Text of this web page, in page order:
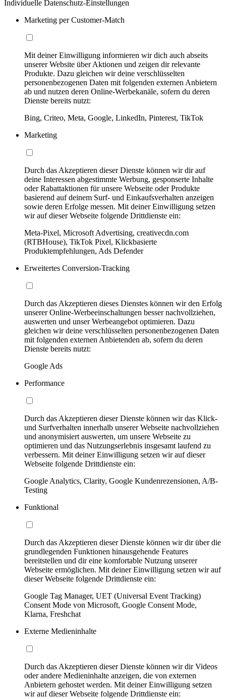
Individuelle Datenschutz-Einstellungen
Marketing per Customer-Match
Mit deiner Einwilligung informieren wir dich auch abseits
unserer Website über Aktionen und zeigen dir relevante
Produkte. Dazu gleichen wir deine verschlüsselten
personenbezogenen Daten mit folgenden externen Anbietern
ab und nutzen deren Online-Werbekanäle, sofern du deren
Dienste bereits nutzt:
Bing, Criteo, Meta, Google, LinkedIn, Pinterest, TikTok
Marketing
Durch das Akzeptieren dieser Dienste können wir dir auf
deine Interessen abgestimmte Werbung, gesponserte Inhalte
oder Rabattaktionen für unsere Webseite oder Produkte
basierend auf deinem Surf- und Einkaufsverhalten anzeigen
sowie deren Erfolge messen. Mit deiner Einwilligung setzen
wir auf dieser Webseite folgende Drittdienste ein:
Meta-Pixel, Microsoft Advertising, creativecdn.com
(RTBHouse), TikTok Pixel, Klickbasierte
Produktempfehlungen, Ads Defender
Erweitertes Conversion-Tracking
Durch das Akzeptieren dieses Dienstes können wir den Erfolg
unserer Online-Werbeeinschaltungen besser nachvollziehen,
auswerten und unser Werbeangebot optimieren. Dazu
gleichen wir deine verschlüsselten personenbezogenen Daten
mit folgenden externen Anbietenden ab, sofern du deren
Dienste bereits nutzt:
Google Ads
Performance
Durch das Akzeptieren dieser Dienste können wir das Klick-
und Surfverhalten innerhalb unserer Webseite nachvollziehen
und anonymisiert auswerten, um unsere Webseite zu
optimieren und das Nutzungserlebnis insgesamt laufend zu
verbessern. Mit deiner Einwilligung setzen wir auf dieser
Webseite folgende Drittdienste ein:
Google Analytics, Clarity, Google Kundenrezensionen, A/B-
Testing
Funktional
Durch das Akzeptieren dieser Dienste können wir dir über die
grundlegenden Funktionen hinausgehende Features
bereitstellen und dir eine komfortable Nutzung unserer
Webseite ermöglichen. Mit deiner Einwilligung setzen wir auf
dieser Webseite folgende Drittdienste ein:
Google Tag Manager, UET (Universal Event Tracking)
Consent Mode von Microsoft, Google Consent Mode,
Klarna, Freshchat
Externe Medieninhalte
Durch das Akzeptieren dieser Dienste können wir dir Videos
oder andere Medieninhalte anzeigen, die von externen
Anbietern gehostet werden. Mit deiner Einwilligung setzen
wir auf dieser Webseite folgende Drittdienste ein: